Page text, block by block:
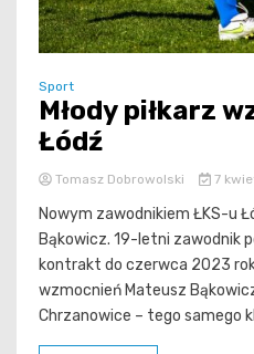
Sport
Młody piłkarz
Łódź
Tomasz Dobrowolski 7
Nowym zawodnikiem ŁKS-u
Bąkowicz. 19-letni zawodnik
kontrakt do czerwca 2023
wzmocnień Mateusz
Chrzanowice – tego samego